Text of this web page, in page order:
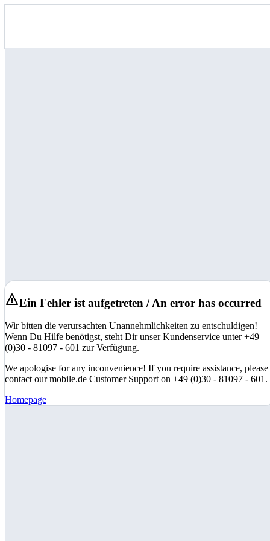
Ein Fehler ist aufgetreten / An error has occurred
Wir bitten die verursachten Unannehmlichkeiten zu entschuldigen!
Wenn Du Hilfe benötigst, steht Dir unser Kundenservice unter +49
(0)30 - 81097 - 601 zur Verfügung.
We apologise for any inconvenience! If you require assistance, please
contact our mobile.de Customer Support on +49 (0)30 - 81097 - 601.
Homepage